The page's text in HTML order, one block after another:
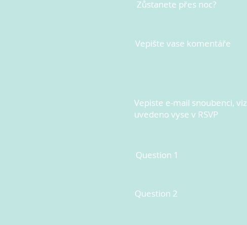
Zůstanete přes noc?
Vepište vase komentáře
Vepiste e-mail snoubenci, viz
uvedeno vyse v RSVP
Question 1
Question 2